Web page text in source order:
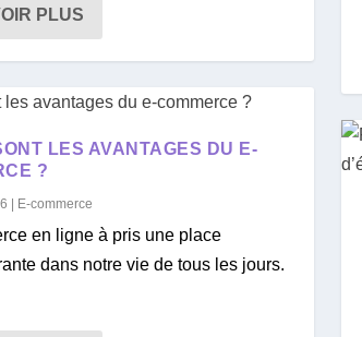
PLUS
LES AVANTAGES DU E-
?
E-commerce
en ligne à pris une place
dans notre vie de tous les jours.